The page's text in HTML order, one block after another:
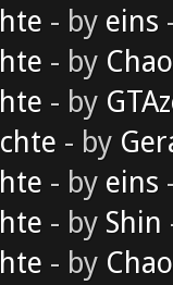
- by eins
- by
- by
- by
- by eins
- by Shin
- by